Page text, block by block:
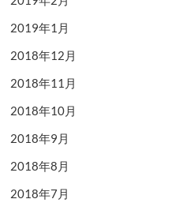
2019年1月
2018年12月
2018年11月
2018年10月
2018年9月
2018年8月
2018年7月